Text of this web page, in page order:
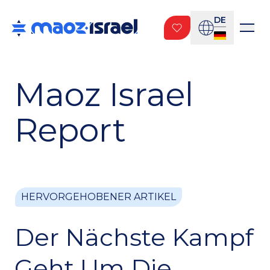
DE
Maoz Israel
Report
HERVORGEHOBENER ARTIKEL
Beten Für Mehr Als
HERVORGEHOBENER ARTIKEL
Der Nächste Kampf
HERVORGEHOBENER ARTIKEL
Zwischen